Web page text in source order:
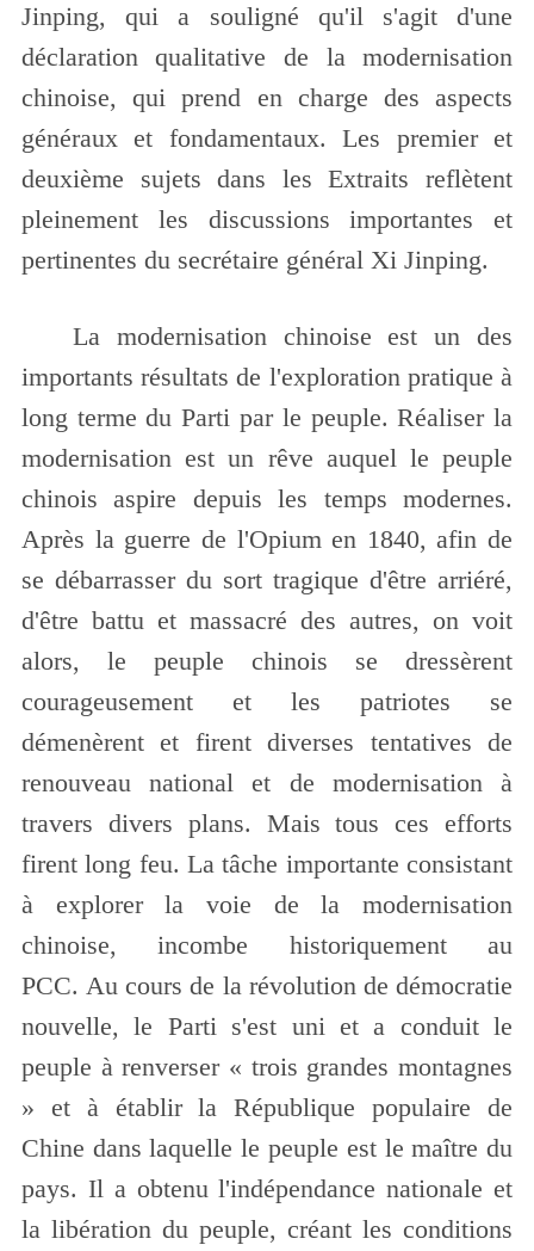
Jinping, qui a souligné qu'il s'agit d'une
déclaration qualitative de la modernisation
chinoise, qui prend en charge des aspects
généraux et fondamentaux. Les premier et
deuxième sujets dans les Extraits reflètent
pleinement les discussions importantes et
pertinentes du secrétaire général Xi Jinping.
La modernisation chinoise est un des
importants résultats de l'exploration pratique à
long terme du Parti par le peuple. Réaliser la
modernisation est un rêve auquel le peuple
chinois aspire depuis les temps modernes.
Après la guerre de l'Opium en 1840, afin de
se débarrasser du sort tragique d'être arriéré,
d'être battu et massacré des autres, on voit
alors, le peuple chinois se dressèrent
courageusement et les patriotes se
démenèrent et firent diverses tentatives de
renouveau national et de modernisation à
travers divers plans. Mais tous ces efforts
firent long feu. La tâche importante consistant
à explorer la voie de la modernisation
chinoise, incombe historiquement au
PCC. Au cours de la révolution de démocratie
nouvelle, le Parti s'est uni et a conduit le
peuple à renverser « trois grandes montagnes
» et à établir la République populaire de
Chine dans laquelle le peuple est le maître du
pays. Il a obtenu l'indépendance nationale et
la libération du peuple, créant les conditions